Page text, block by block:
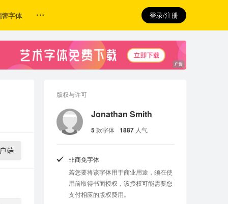
字体 登录/注册
端
版权与许可
Jonathan Smith
5 款字体 1887 人气
非商免字体
若您要将该字体用于商业用途，须在使
用前取得书面授权，该授权可能需要您
支付相应的版权费用。